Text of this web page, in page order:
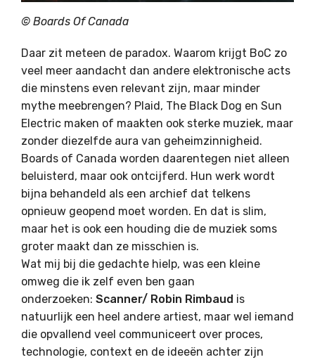
© Boards Of Canada
Daar zit meteen de paradox. Waarom krijgt BoC zo
veel meer aandacht dan andere elektronische acts
die minstens even relevant zijn, maar minder
mythe meebrengen? Plaid, The Black Dog en Sun
Electric maken of maakten ook sterke muziek, maar
zonder diezelfde aura van geheimzinnigheid.
Boards of Canada worden daarentegen niet alleen
beluisterd, maar ook ontcijferd. Hun werk wordt
bijna behandeld als een archief dat telkens
opnieuw geopend moet worden. En dat is slim,
maar het is ook een houding die de muziek soms
groter maakt dan ze misschien is.
Wat mij bij die gedachte hielp, was een kleine
omweg die ik zelf even ben gaan
onderzoeken: Scanner/ Robin Rimbaud is
natuurlijk een heel andere artiest, maar wel iemand
die opvallend veel communiceert over proces,
technologie, context en de ideeën achter zijn